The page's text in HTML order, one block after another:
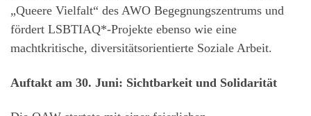
„Queere Vielfalt“ des AWO Begegnungszentrums und
fördert LSBTIAQ*-Projekte ebenso wie eine
machtkritische, diversitätsorientierte Soziale Arbeit.
Auftakt am 30. Juni: Sichtbarkeit und Solidarität